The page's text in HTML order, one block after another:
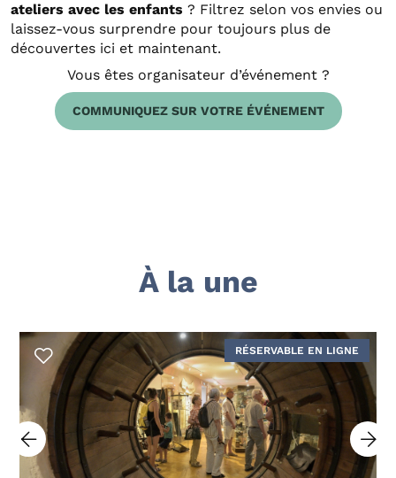
ateliers avec les enfants ? Filtrez selon vos envies ou
laissez-vous surprendre pour toujours plus de
découvertes ici et maintenant.
Vous êtes organisateur d’événement ?
COMMUNIQUEZ SUR VOTRE ÉVÉNEMENT
À la une
RÉSERVABLE EN LIGNE